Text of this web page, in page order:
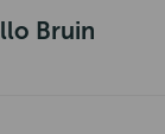
Bruin